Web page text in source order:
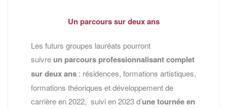
Un parcours sur deux ans
Les futurs groupes lauréats pourront
suivre un parcours professionnalisant complet
sur deux ans : résidences, formations artistiques,
formations théoriques et développement de
carrière en 2022, suivi en 2023 d’une tournée en